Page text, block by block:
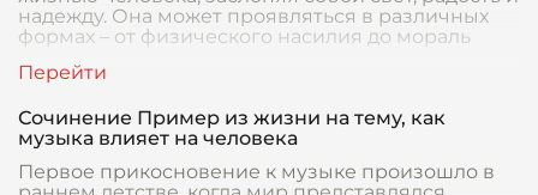
надежду. Она может проявляться в различных
формах – от физического насилия до мораль
Сочинение Пример из жизни на тему, как
музыка влияет на человека
Первое прикосновение к музыке произошло в